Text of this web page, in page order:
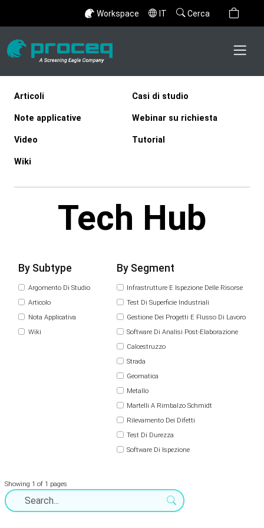
Workspace IT Cerca
Articoli Casi di studio
Note applicative Webinar su richiesta
Video Tutorial
Wiki
Tech Hub
By Subtype
Argomento Di Studio
Articolo
Nota Applicativa
Wiki
By Segment
Infrastrutture E Ispezione Delle Risorse
Test Di Superficie Industriali
Gestione Dei Progetti E Flusso Di Lavoro
Software Di Analisi Post-Elaborazione
Calcestruzzo
Strada
Geomatica
Metallo
Martelli A Rimbalzo Schmidt
Rilevamento Dei Difetti
Test Di Durezza
Software Di Ispezione
Showing 1 of 1 pages